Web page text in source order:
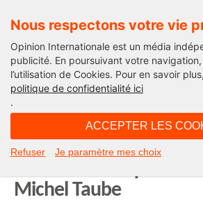
Nous respectons votre vie
Opinion Internationale est un média
publicité. En poursuivant votre
l’utilisation de Cookies. Pour en savoir
politique de confidentialité ici
.
ACCEPTER LES
Refuser Je paramètre mes choix
Edito
11 mai,
Michel Taube